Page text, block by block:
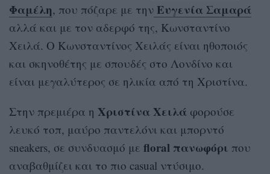
Φαμέλη, που πόζαρε με την Ευγενία Σαμαρά
αλλά και με τον αδερφό της, Κωνσταντίνο
Χειλά. Ο Κωνσταντίνος Χειλάς είναι ηθοποιός
και σκηνοθέτης με σπουδές στο Λονδίνο και
είναι μεγαλύτερος σε ηλικία από τη Χριστίνα.
Στην πρεμιέρα η Χριστίνα Χειλά φορούσε
λευκό τοπ, μαύρο παντελόνι και μπορντό
sneakers, σε συνδυασμό με floral πανωφόρι που
αναβαθμίζει και το πιο casual ντύσιμο.